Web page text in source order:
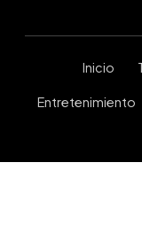
Inicio
Entretenimiento